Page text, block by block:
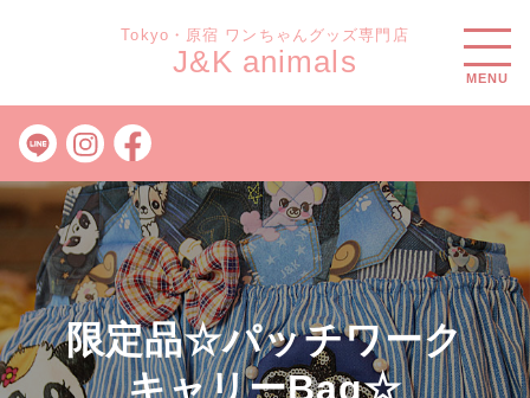
Tokyo・原宿 ワンちゃんグッズ専門店
J&K animals MENU
限定品☆パッチワーク
キャリーBag☆